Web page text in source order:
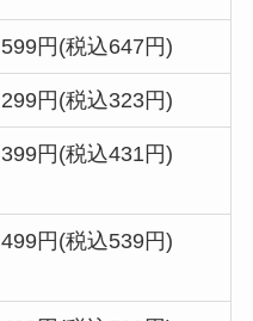
599円(税込647円)
299円(税込323円)
399円(税込431円)
499円(税込539円)